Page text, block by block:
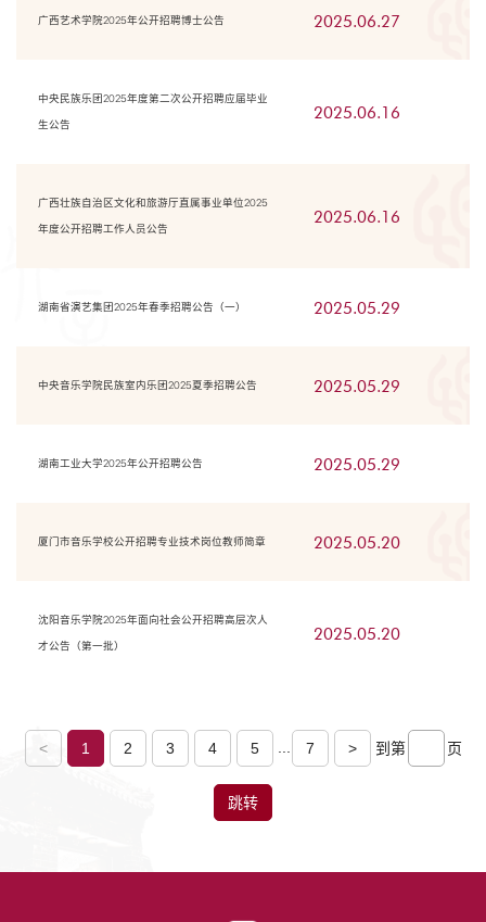
广西艺术学院2025年公开招聘博士公告 2025.06.27
中央民族乐团2025年度第二次公开招聘应届毕业
生公告
2025.06.16
广西壮族自治区文化和旅游厅直属事业单位2025
年度公开招聘工作人员公告
2025.06.16
湖南省演艺集团2025年春季招聘公告（一） 2025.05.29
中央音乐学院民族室内乐团2025夏季招聘公告 2025.05.29
湖南工业大学2025年公开招聘公告 2025.05.29
厦门市音乐学校公开招聘专业技术岗位教师简章 2025.05.20
沈阳音乐学院2025年面向社会公开招聘高层次人
才公告（第一批）
2025.05.20
< 1 2 3 4 5 7 > 到第 页
跳转